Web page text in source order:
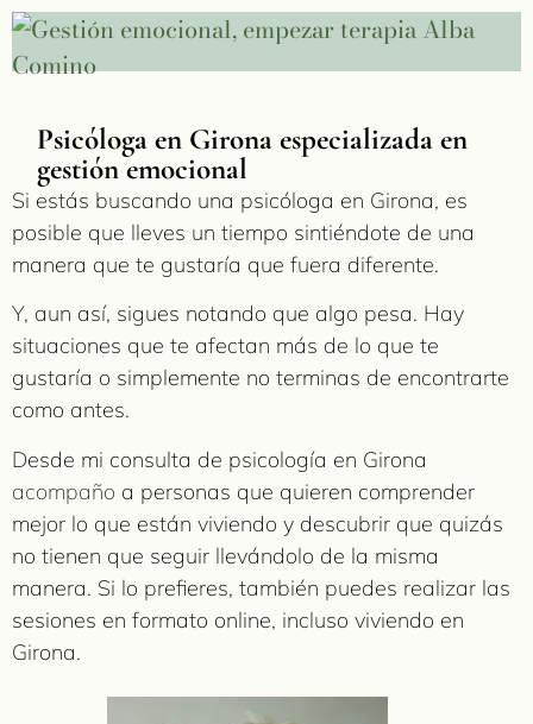
Psicóloga en Girona especializada en
gestión emocional
Si estás buscando una psicóloga en Girona, es
posible que lleves un tiempo sintiéndote de una
manera que te gustaría que fuera diferente.
Y, aun así, sigues notando que algo pesa. Hay
situaciones que te afectan más de lo que te
gustaría o simplemente no terminas de encontrarte
como antes.
Desde mi consulta de psicología en Girona
acompaño a personas que quieren comprender
mejor lo que están viviendo y descubrir que quizás
no tienen que seguir llevándolo de la misma
manera. Si lo prefieres, también puedes realizar las
sesiones en formato online, incluso viviendo en
Girona.